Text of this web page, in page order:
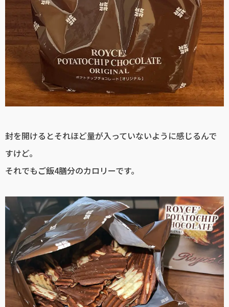
封を開けるとそれほど量が入っていないように感じるんで
すけど。
それでもご飯4膳分のカロリーです。